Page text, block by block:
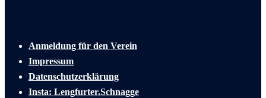
Anmeldung für den Verein
Impressum
Datenschutzerklärung
Insta: Lengfurter.Schnagge